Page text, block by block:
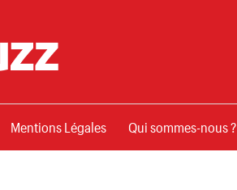
Mentions Légales Qui sommes-nous ?